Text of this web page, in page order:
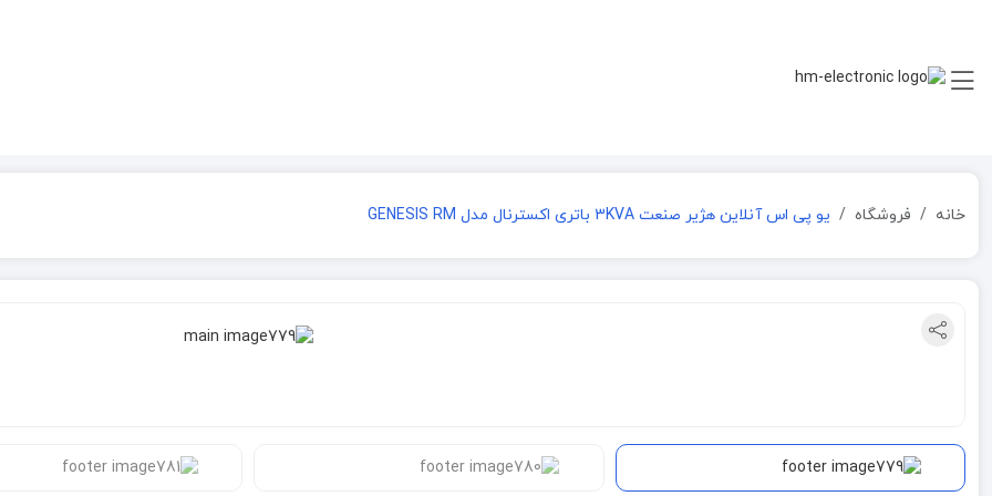
خانه فروشگاه یو پی اس آنلاین هژیر صنعت 3KVA باتری اکسترنال مدل GENESIS RM